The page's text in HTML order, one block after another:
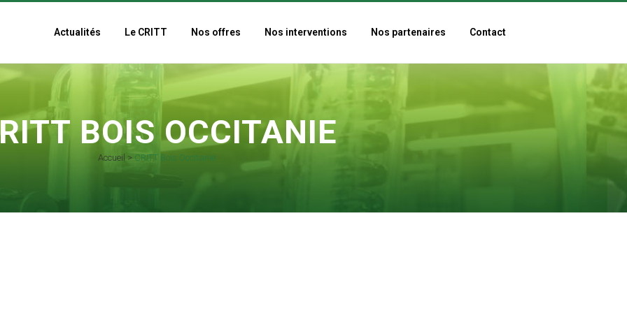
Actualités Le CRITT Nos offres Nos interventions Nos partenaires Contact
BOIS OCCITANIE
Accueil > CRITT Bois Occitanie